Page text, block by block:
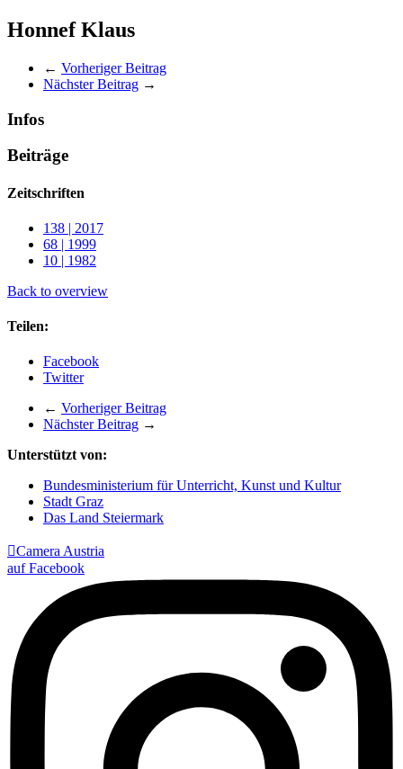
Honnef Klaus
← Vorheriger Beitrag
Nächster Beitrag →
Infos
Beiträge
Zeitschriften
138 | 2017
68 | 1999
10 | 1982
Back to overview
Teilen:
Facebook
Twitter
← Vorheriger Beitrag
Nächster Beitrag →
Unterstützt von:
Bundesministerium für Unterricht, Kunst und Kultur
Stadt Graz
Das Land Steiermark
Camera Austria
auf Facebook